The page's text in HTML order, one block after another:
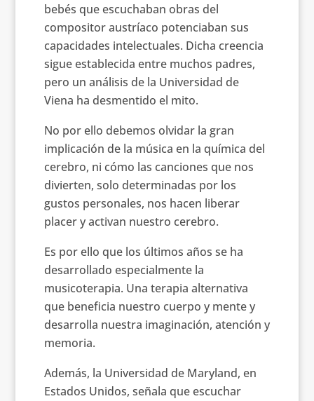
bebés que escuchaban obras del
compositor austríaco potenciaban sus
capacidades intelectuales. Dicha creencia
sigue establecida entre muchos padres,
pero un análisis de la Universidad de
Viena ha desmentido el mito.
No por ello debemos olvidar la gran
implicación de la música en la química del
cerebro, ni cómo las canciones que nos
divierten, solo determinadas por los
gustos personales, nos hacen liberar
placer y activan nuestro cerebro.
Es por ello que los últimos años se ha
desarrollado especialmente la
musicoterapia. Una terapia alternativa
que beneficia nuestro cuerpo y mente y
desarrolla nuestra imaginación, atención y
memoria.
Además, la Universidad de Maryland, en
Estados Unidos, señala que escuchar